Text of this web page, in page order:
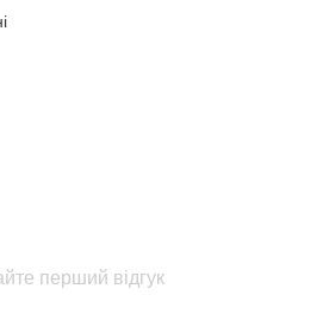
перший відгук